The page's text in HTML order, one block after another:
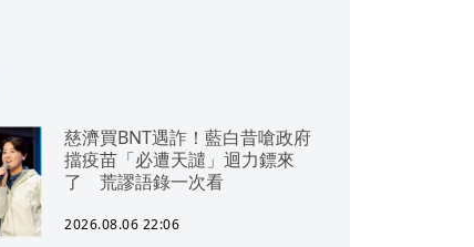
慈濟買BNT遇詐！藍白昔嗆政府
擋疫苗「必遭天譴」迴力鏢來
了 荒謬語錄一次看
2026.08.06 22:06